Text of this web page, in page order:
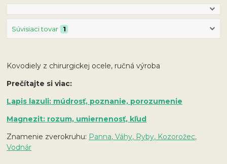
Súvisiaci tovar 1
Kovodiely z chirurgickej ocele, ručná výroba
Prečítajte si viac:
Lapis lazuli: múdrosť, poznanie, porozumenie
Magnezit: rozum, umiernenosť, kľud
Znamenie zverokruhu: Panna, Váhy, Ryby, Kozorožec,
Vodnár